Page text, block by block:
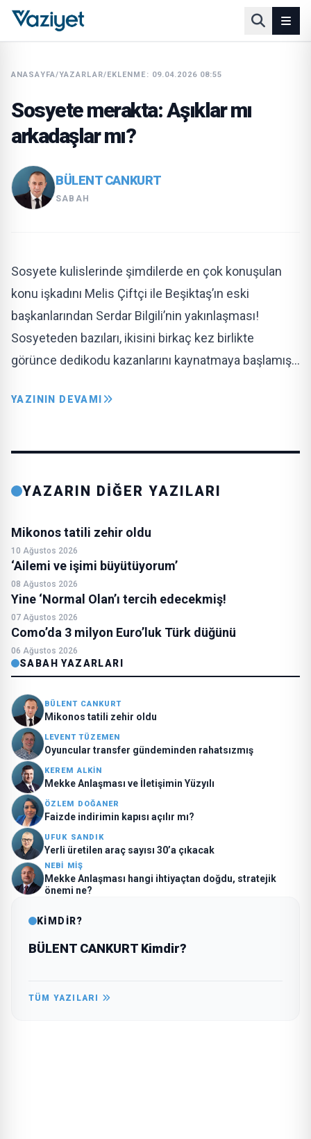
ANASAYFA/YAZARLAR/EKLENME: 09.04.2026 08:55
Sosyete merakta: Aşıklar mı
arkadaşlar mı?
BÜLENT CANKURT
SABAH
Sosyete kulislerinde şimdilerde en çok konuşulan
konu işkadını Melis Çiftçi ile Beşiktaş’ın eski
başkanlarından Serdar Bilgili’nin yakınlaşması!
Sosyeteden bazıları, ikisini birkaç kez birlikte
görünce dedikodu kazanlarını kaynatmaya başlamış…
YAZININ DEVAMI
YAZARIN DİĞER YAZILARI
Mikonos tatili zehir oldu
10 Ağustos 2026
‘Ailemi ve işimi büyütüyorum’
08 Ağustos 2026
Yine ‘Normal Olan’ı tercih edecekmiş!
07 Ağustos 2026
Como’da 3 milyon Euro’luk Türk düğünü
06 Ağustos 2026
SABAH YAZARLARI
BÜLENT CANKURT
Mikonos tatili zehir oldu
LEVENT TÜZEMEN
Oyuncular transfer gündeminden rahatsızmış
KEREM ALKİN
Mekke Anlaşması ve İletişimin Yüzyılı
ÖZLEM DOĞANER
Faizde indirimin kapısı açılır mı?
UFUK SANDIK
Yerli üretilen araç sayısı 30’a çıkacak
NEBİ MİŞ
Mekke Anlaşması hangi ihtiyaçtan doğdu, stratejik
önemi ne?
KİMDİR?
BÜLENT CANKURT Kimdir?
TÜM YAZILARI